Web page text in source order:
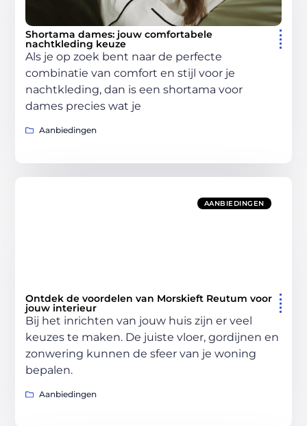
Shortama dames: jouw comfortabele
nachtkleding keuze
Als je op zoek bent naar de perfecte
combinatie van comfort en stijl voor je
nachtkleding, dan is een shortama voor
dames precies wat je
Aanbiedingen
AANBIEDINGEN
Ontdek de voordelen van Morskieft Reutum voor
jouw interieur
Bij het inrichten van jouw huis zijn er veel
keuzes te maken. De juiste vloer, gordijnen en
zonwering kunnen de sfeer van je woning
bepalen.
Aanbiedingen